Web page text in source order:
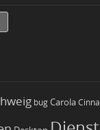
bugCarola